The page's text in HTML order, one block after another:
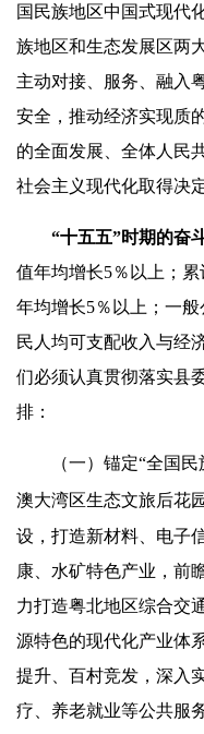
国民族地区中国式现代
族地区和生态发展区两
主动对接、服务、融入
安全，推动经济实现质
的全面发展、全体人民
社会主义现代化取得决
“十五五”时期的奋斗
值年均增长5％以上；累
年均增长5％以上；一
民人均可支配收入与经
们必须认真贯彻落实县
排：
（一）锚定“全国民
澳大湾区生态文旅后花
设，打造新材料、电子
康、水矿特色产业，前
力打造粤北地区综合交
源特色的现代化产业体
提升、百村竞发，深入
疗、养老就业等公共服